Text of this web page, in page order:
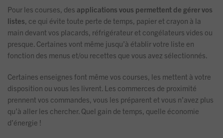
Pour les courses, des applications vous permettent de gérer vos
listes , ce qui évite toute perte de temps, papier et crayon à la
main devant vos placards, réfrigérateur et congélateurs vides ou
presque. Certaines vont même jusqu’à établir votre liste en
fonction des menus et/ou recettes que vous avez sélectionnés.
Certaines enseignes font même vos courses, les mettent à votre
disposition ou vous les livrent. Les commerces de proximité
prennent vos commandes, vous les préparent et vous n’avez plus
qu’à aller les chercher. Quel gain de temps, quelle économie
d’énergie !